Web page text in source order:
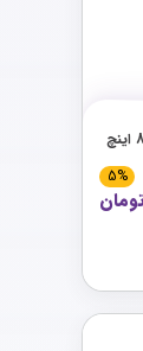
5%